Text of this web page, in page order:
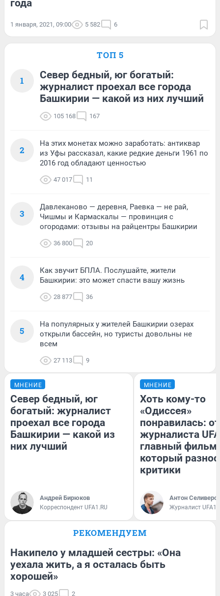
года
1 января, 2021, 09:00 5 582 6
ТОП 5
1
Север бедный, юг богатый:
журналист проехал все города
Башкирии — какой из них лучший
105 168 167
2
На этих монетах можно заработать: антиквар
из Уфы рассказал, какие редкие деньги 1961 по
2016 год обладают ценностью
47 017 11
3
Давлеканово — деревня, Раевка — не рай,
Чишмы и Кармаскалы — провинция с
огородами: отзывы на райцентры Башкирии
36 800 20
4
Как звучит БПЛА. Послушайте, жители
Башкирии: это может спасти вашу жизнь
28 877 36
5
На популярных у жителей Башкирии озерах
открыли бассейн, но туристы довольны не
всем
27 113 9
МНЕНИЕ
Север бедный, юг
богатый: журналист
проехал все города
Башкирии — какой из
них лучший
Андрей Бирюков
Корреспондент UFA1.RU
МНЕНИЕ
Хоть кому-то
«Одиссея»
понравилась:
журналиста
главный фильм
который
критики
Антон
Журналист
РЕКОМЕНДУЕМ
Накипело у младшей сестры: «Она
уехала жить, а я осталась быть
хорошей»
3 часа 3 025 2